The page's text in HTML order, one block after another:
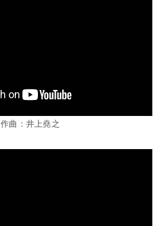
作曲：井上堯之